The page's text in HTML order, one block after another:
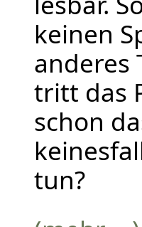
keinen
anderes
tritt das
schon
tun?